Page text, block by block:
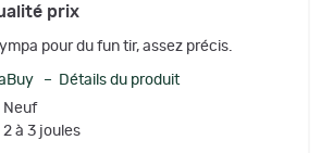
prix
pour du fun tir, assez précis.
– Détails du produit
Neuf
2 à 3 joules